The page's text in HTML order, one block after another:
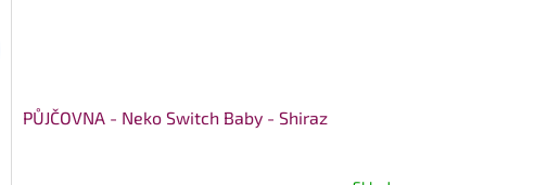
PŮJČOVNA - Neko Switch Baby - Shiraz